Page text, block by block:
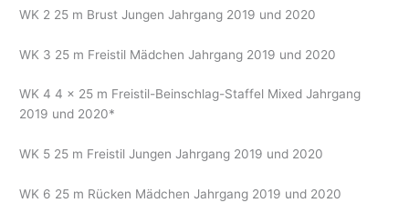
WK 2 25 m Brust Jungen Jahrgang 2019 und 2020
WK 3 25 m Freistil Mädchen Jahrgang 2019 und 2020
WK 4 4 x 25 m Freistil-Beinschlag-Staffel Mixed Jahrgang
2019 und 2020*
WK 5 25 m Freistil Jungen Jahrgang 2019 und 2020
WK 6 25 m Rücken Mädchen Jahrgang 2019 und 2020